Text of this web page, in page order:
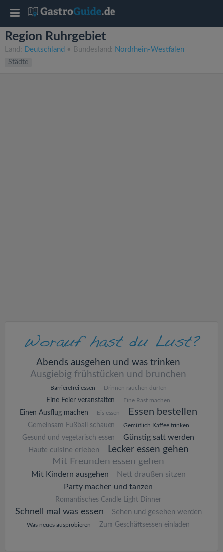
Region Ruhrgebiet
Land: Deutschland • Bundesland: Nordrhein-Westfalen
Städte
Abends ausgehen und was trinken
Ausgiebig frühstücken und brunchen
Barrierefrei essen Drinnen rauchen dürfen
Eine Feier veranstalten Eine Rast machen
Einen Ausflug machen Eis essen Essen bestellen
Gemeinsam Fußball schauen Gemütlich Kaffee trinken
Gesund und vegetarisch essen Günstig satt werden
Haute cuisine erleben
Lecker essen gehen
Mit Freunden essen gehen
Mit Kindern ausgehen
Nett draußen sitzen
Party machen und tanzen
Romantisches Candle Light Dinner
Schnell mal was essen Sehen und gesehen werden
Was neues ausprobieren Zum Geschäftsessen einladen
T
o
g
n